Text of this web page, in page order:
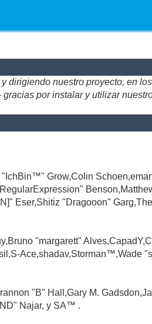
dirigiendo nuestro proyecto, en
por instalar y utilizar
Grow,Colin
Eser,Shitiz "Dragooon"
"margarett"
Ace,shadav,Storman™,Wade
"B" Hall,Gary M.
Najar, y SA™ .